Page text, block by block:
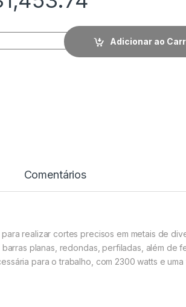
Adicionar ao
Comentários
realizar cortes precisos em metais de
planas, redondas, perfiladas, além de
para o trabalho, com 2300 watts e